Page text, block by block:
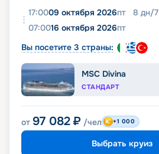
17:0009 октября 2026пт 8 дн/7
07:0016 октября 2026пт
Вы посетите 3 страны:
MSC Divina
СТАНДАРТ
от 97 082 ₽ /чел +1 000
Выбрать круиз